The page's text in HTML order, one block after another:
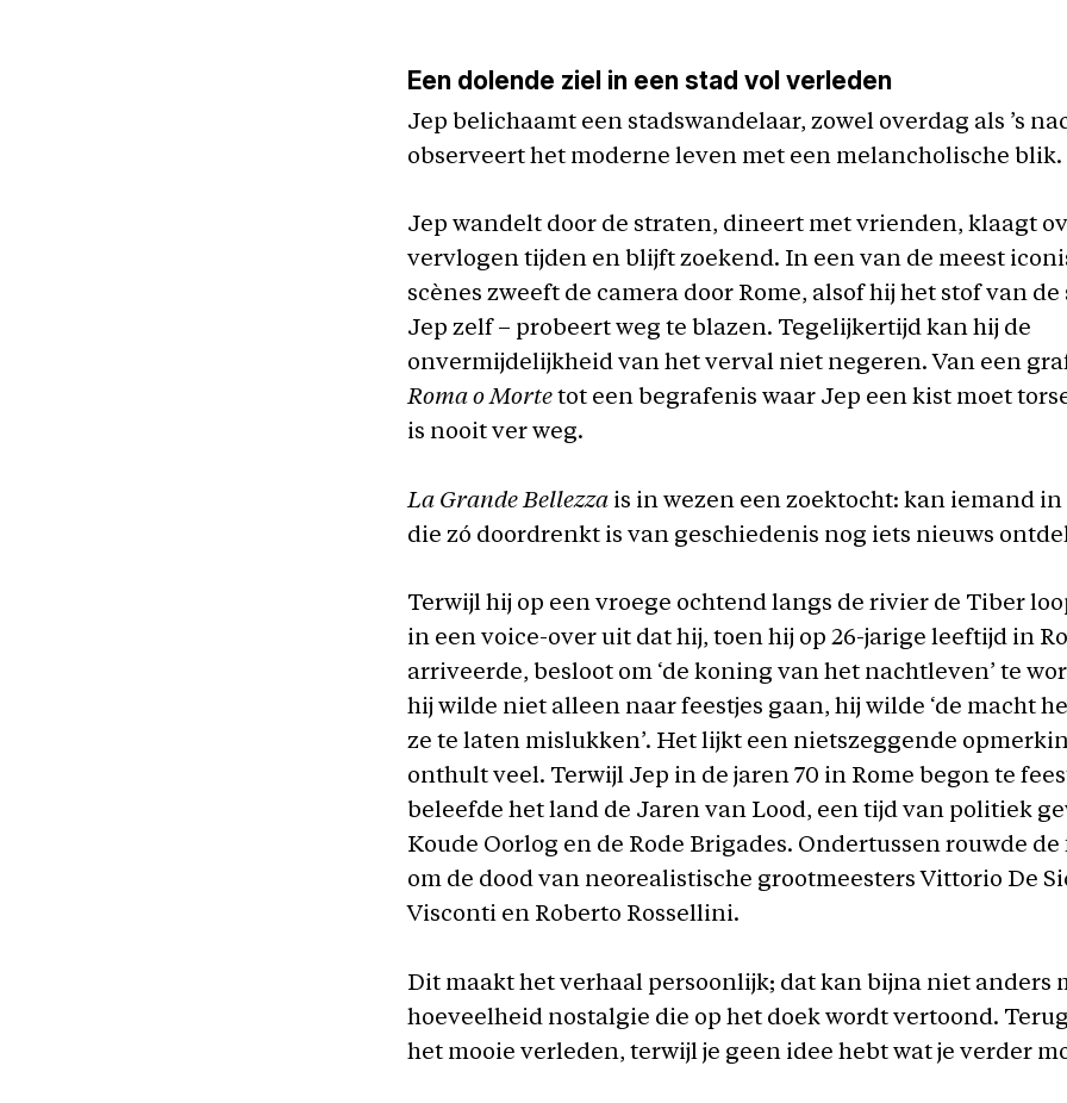
Een dolende ziel in een stad vol verleden
Jep belichaamt een stadswandelaar, zowel overdag als ’s
observeert het moderne leven met een melancholische blik.
Jep wandelt door de straten, dineert met vrienden, klaagt
vervlogen tijden en blijft zoekend. In een van de meest
scènes zweeft de camera door Rome, alsof hij het stof van de
Jep zelf – probeert weg te blazen. Tegelijkertijd kan hij de
onvermijdelijkheid van het verval niet negeren. Van een
Roma o Morte tot een begrafenis waar Jep een kist moet
is nooit ver weg.
La Grande Bellezza is in wezen een zoektocht: kan iemand in
die zó doordrenkt is van geschiedenis nog iets nieuws
Terwijl hij op een vroege ochtend langs de rivier de Tiber
in een voice-over uit dat hij, toen hij op 26-jarige leeftijd in
arriveerde, besloot om ‘de koning van het nachtleven’ te
hij wilde niet alleen naar feestjes gaan, hij wilde ‘de macht
ze te laten mislukken’. Het lijkt een nietszeggende
onthult veel. Terwijl Jep in de jaren 70 in Rome begon te
beleefde het land de Jaren van Lood, een tijd van politiek
Koude Oorlog en de Rode Brigades. Ondertussen rouwde
om de dood van neorealistische grootmeesters Vittorio De
Visconti en Roberto Rossellini.
Dit maakt het verhaal persoonlijk; dat kan bijna niet anders
hoeveelheid nostalgie die op het doek wordt vertoond.
het mooie verleden, terwijl je geen idee hebt wat je verder